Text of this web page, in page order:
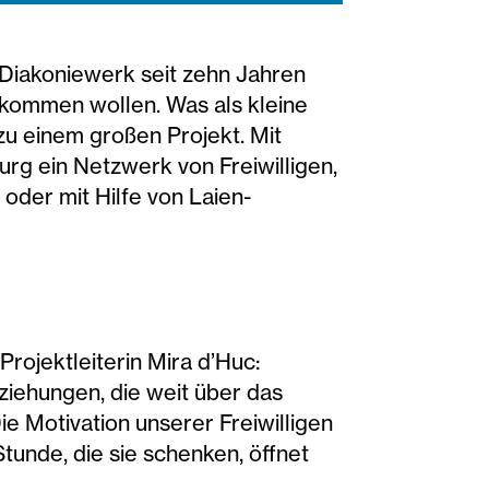
seit zehn Jahren
wollen. Was als kleine
einem großen Projekt. Mit
ein Netzwerk von Freiwilligen,
mit Hilfe von Laien-
Mira d’Huc:
die weit über das
Motivation unserer Freiwilligen
die sie schenken, öffnet